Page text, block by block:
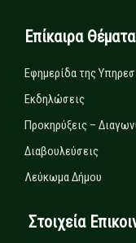
Επίκαιρα Θέματα
Εφημερίδα της
Εκδηλώσεις
Προκηρύξεις –
Διαβουλεύσεις
Λεύκωμα Δήμου
Στοιχεία